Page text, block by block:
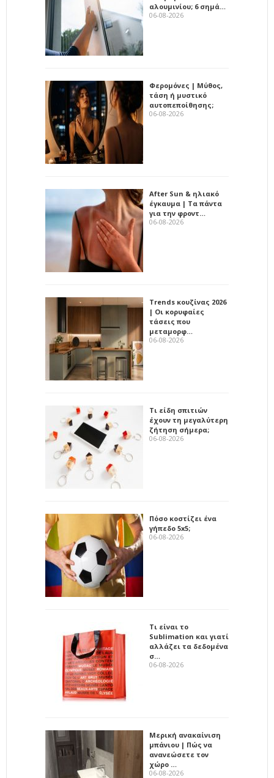
αλουμινίου; 6 σημά…
06-08-2026
Φερομόνες | Μύθος,
τάση ή μυστικό
αυτοπεποίθησης;
06-08-2026
After Sun & ηλιακό
έγκαυμα | Τα πάντα
για την φροντ…
06-08-2026
Trends κουζίνας 2026
| Οι κορυφαίες
τάσεις που
μεταμορφ…
06-08-2026
Τι είδη σπιτιών
έχουν τη μεγαλύτερη
ζήτηση σήμερα;
06-08-2026
Πόσο κοστίζει ένα
γήπεδο 5x5;
06-08-2026
Τι είναι το
Sublimation και γιατί
αλλάζει τα δεδομένα
σ…
06-08-2026
Μερική ανακαίνιση
μπάνιου | Πώς να
ανανεώσετε τον
χώρο …
06-08-2026